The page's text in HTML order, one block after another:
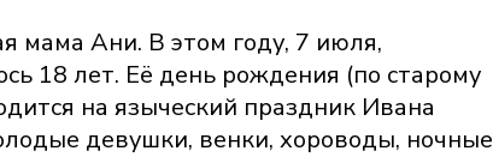
мама Ани. В этом году, 7 июля,
18 лет. Её день рождения (по старому
на языческий праздник Ивана
девушки, венки, хороводы, ночные